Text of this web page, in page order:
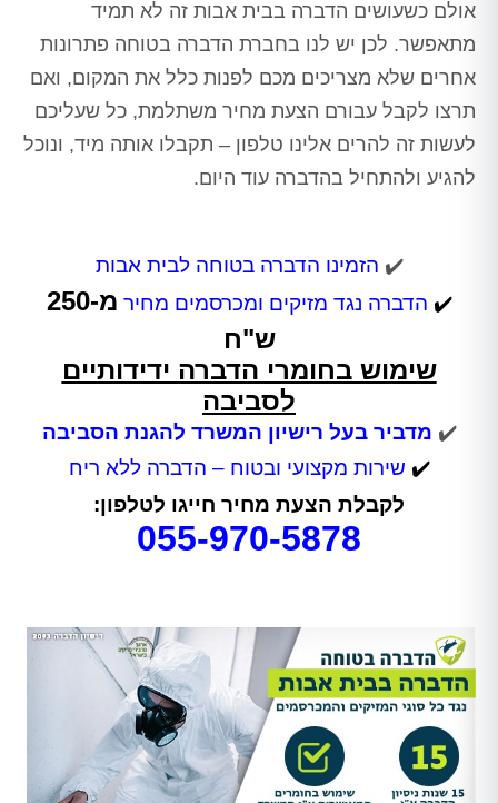
אולם כשעושים הדברה בבית אבות זה לא תמיד
מתאפשר. לכן יש לנו בחברת הדברה בטוחה פתרונות
אחרים שלא מצריכים מכם לפנות כלל את המקום, ואם
תרצו לקבל עבורם הצעת מחיר משתלמת, כל שעליכם
לעשות זה להרים אלינו טלפון – תקבלו אותה מיד, ונוכל
להגיע ולהתחיל בהדברה עוד היום.
✔️ הזמינו הדברה בטוחה לבית אבות
✔️ הדברה נגד מזיקים ומכרסמים מחיר
מ-250
ש"ח
שימוש בחומרי הדברה ידידותיים
לסביבה
✔️ מדביר בעל רישיון המשרד להגנת הסביבה
✔️ שירות מקצועי ובטוח – הדברה ללא ריח
לקבלת הצעת מחיר חייגו לטלפון:
055-970-5878